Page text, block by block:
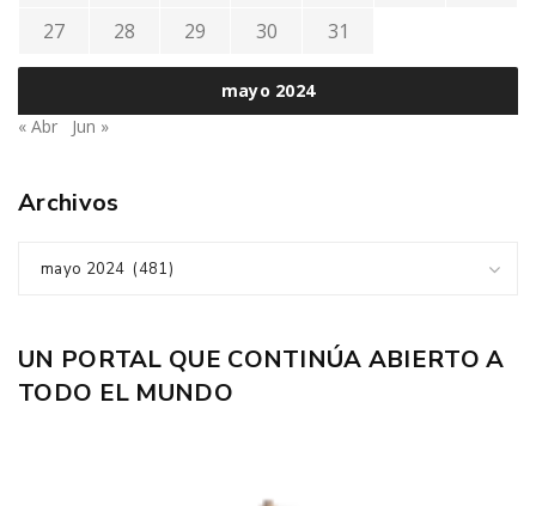
mayo 2024
27
28 29 30 31
« Abr Jun »
Archivos
mayo 2024 (481)
UN PORTAL QUE CONTINÚA ABIERTO A
TODO EL MUNDO